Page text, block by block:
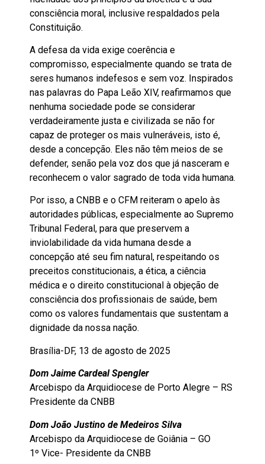
consciência moral, inclusive respaldados pela
Constituição.
A defesa da vida exige coerência e
compromisso, especialmente quando se trata de
seres humanos indefesos e sem voz. Inspirados
nas palavras do Papa Leão XIV, reafirmamos que
nenhuma sociedade pode se considerar
verdadeiramente justa e civilizada se não for
capaz de proteger os mais vulneráveis, isto é,
desde a concepção. Eles não têm meios de se
defender, senão pela voz dos que já nasceram e
reconhecem o valor sagrado de toda vida humana.
Por isso, a CNBB e o CFM reiteram o apelo às
autoridades públicas, especialmente ao Supremo
Tribunal Federal, para que preservem a
inviolabilidade da vida humana desde a
concepção até seu fim natural, respeitando os
preceitos constitucionais, a ética, a ciência
médica e o direito constitucional à objeção de
consciência dos profissionais de saúde, bem
como os valores fundamentais que sustentam a
dignidade da nossa nação.
Brasília-DF, 13 de agosto de 2025
Dom Jaime Cardeal Spengler
Arcebispo da Arquidiocese de Porto Alegre – RS
Presidente da CNBB
Dom João Justino de Medeiros Silva
Arcebispo da Arquidiocese de Goiânia – GO
1º Vice- Presidente da CNBB